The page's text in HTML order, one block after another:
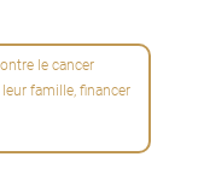
le cancer
famille, financer